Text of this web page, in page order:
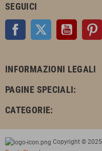
SEGUICI
Facebook Twitter YouTube
INFORMAZIONI LEGALI
PAGINE SPECIALI:
CATEGORIE:
Copyright © 2025